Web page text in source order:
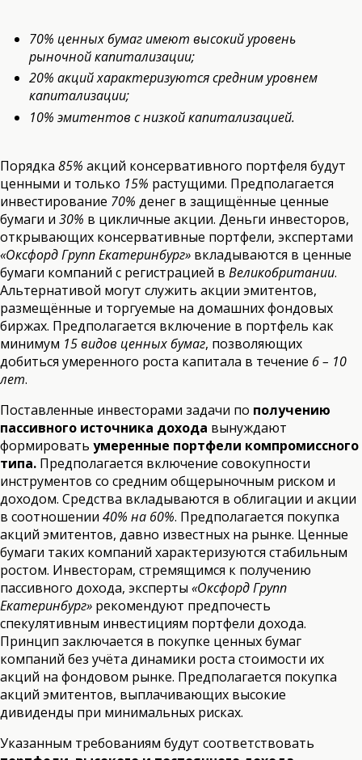
70% ценных бумаг имеют высокий уровень
рыночной капитализации;
20% акций характеризуются средним уровнем
капитализации;
10% эмитентов с низкой капитализацией.
Порядка 85% акций консервативного портфеля будут
ценными и только 15% растущими. Предполагается
инвестирование 70% денег в защищённые ценные
бумаги и 30% в цикличные акции. Деньги инвесторов,
открывающих консервативные портфели, экспертами
«Оксфорд Групп Екатеринбург» вкладываются в ценные
бумаги компаний с регистрацией в Великобритании.
Альтернативой могут служить акции эмитентов,
размещённые и торгуемые на домашних фондовых
биржах. Предполагается включение в портфель как
минимум 15 видов ценных бумаг, позволяющих
добиться умеренного роста капитала в течение 6 – 10
лет.
Поставленные инвесторами задачи по получению
пассивного источника дохода вынуждают
формировать умеренные портфели компромиссного
типа. Предполагается включение совокупности
инструментов со средним общерыночным риском и
доходом. Средства вкладываются в облигации и акции
в соотношении 40% на 60%. Предполагается покупка
акций эмитентов, давно известных на рынке. Ценные
бумаги таких компаний характеризуются стабильным
ростом. Инвесторам, стремящимся к получению
пассивного дохода, эксперты «Оксфорд Групп
Екатеринбург» рекомендуют предпочесть
спекулятивным инвестициям портфели дохода.
Принцип заключается в покупке ценных бумаг
компаний без учёта динамики роста стоимости их
акций на фондовом рынке. Предполагается покупка
акций эмитентов, выплачивающих высокие
дивиденды при минимальных рисках.
Указанным требованиям будут соответствовать